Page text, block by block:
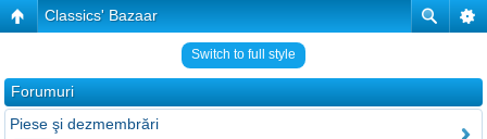
Classics' Bazaar
Switch to full style
Forumuri
Piese şi dezmembrări